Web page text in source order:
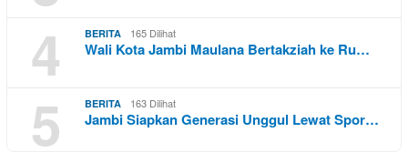
4 BERITA 165 Dilihat
Wali Kota Jambi Maulana Bertakziah ke Ru…
5 BERITA 163 Dilihat
Jambi Siapkan Generasi Unggul Lewat Spor…